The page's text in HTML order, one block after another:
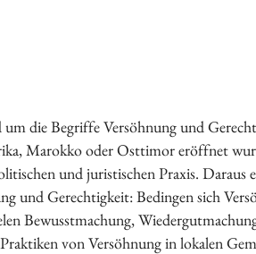
Gender
Kunst und
Wissen und
Dokumentationsstelle
Bibliothek
die Begriffe Versöhnung und
Marokko oder Osttimor eröffnet
und juristischen Praxis. Daraus
und Gerechtigkeit: Bedingen sich
Bewusstmachung,
von Versöhnung in lokalen